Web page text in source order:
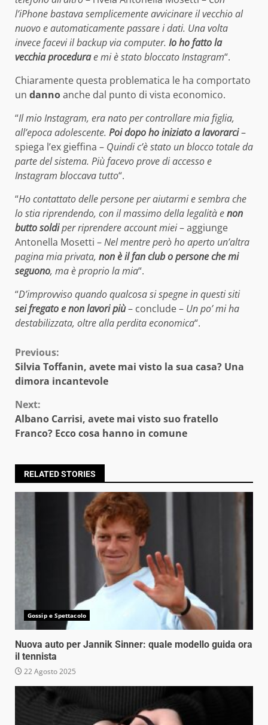
l’iPhone bastava semplicemente avvicinare il vecchio al
nuovo e automaticamente passare i dati. Una volta
invece facevi il backup via computer. Io ho fatto la
vecchia procedurae mi è stato bloccato Instagram“.
Chiaramente questa problematica le ha comportato
un dannoanche dal punto di vista economico.
“Il mio Instagram, era nato per controllare mia figlia,
all’epoca adolescente. Poi dopo ho iniziato a lavorarci–
spiega l’ex gieffina – Quindi c’è stato un blocco totale da
parte del sistema. Più facevo prove di accesso e
Instagram bloccava tutto“.
“Ho contattato delle persone per aiutarmi e sembra che
lo stia riprendendo, con il massimo della legalità enon
butto soldiper riprendere account miei– aggiunge
Antonella Mosetti –Nel mentre però ho aperto un’altra
pagina mia privata, non è il fan club o persone che mi
seguono, ma è proprio la mia“.
“D’improvviso quando qualcosa si spegne in questi siti
sei fregato e non lavori più– conclude – Un po’ mi ha
destabilizzata, oltre alla perdita economica“.
Continue
Reading
Previous:
Silvia Toffanin, avete mai visto la sua casa? Una
dimora incantevole
Next:
Albano Carrisi, avete mai visto suo fratello
Franco? Ecco cosa hanno in comune
RELATED STORIES
Gossip e Spettacolo
Nuova auto per Jannik Sinner: quale modello guida ora
il tennista
22 Agosto 2025